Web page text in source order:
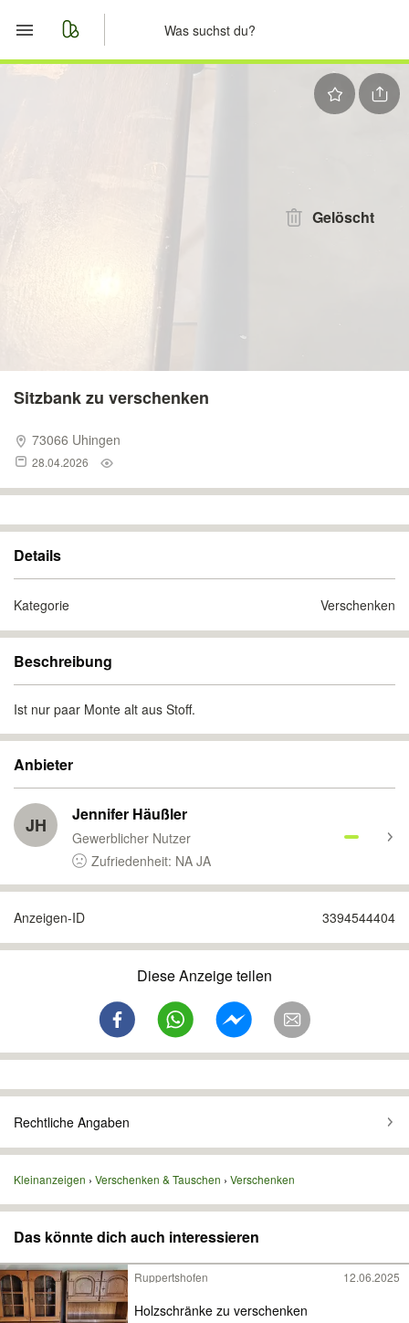
Anzeige aufgeben
Gelöscht
Sitzbank zu verschenken
73066 Uhingen
28.04.2026
Details
Kategorie Verschenken
Beschreibung
Ist nur paar Monte alt aus Stoff.
Anbieter
JH Jennifer Häußler
Gewerblicher Nutzer
Zufriedenheit: NA JA
Anzeigen-ID 3394544404
Diese Anzeige teilen
Rechtliche Angaben
Kleinanzeigen Verschenken & Tauschen Verschenken
Das könnte dich auch interessieren
Ruppertshofen 12.06.2025
Holzschränke zu verschenken